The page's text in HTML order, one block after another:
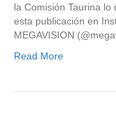
la Comisión Taurina
esta publicación en
MEGAVISION
Read More